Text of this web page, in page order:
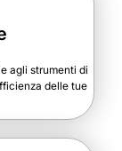
agli strumenti di
delle tue